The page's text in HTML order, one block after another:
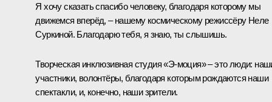
Я хочу сказать спасибо человеку, благодаря которому мы
движемся вперёд, – нашему космическому режиссёру Неле
Суркиной. Благодарю тебя, я знаю, ты слышишь.
Творческая инклюзивная студия «Э-моция» – это люди:
участники, волонтёры, благодаря которым рождаются наши
спектакли, и, конечно, наши зрители.